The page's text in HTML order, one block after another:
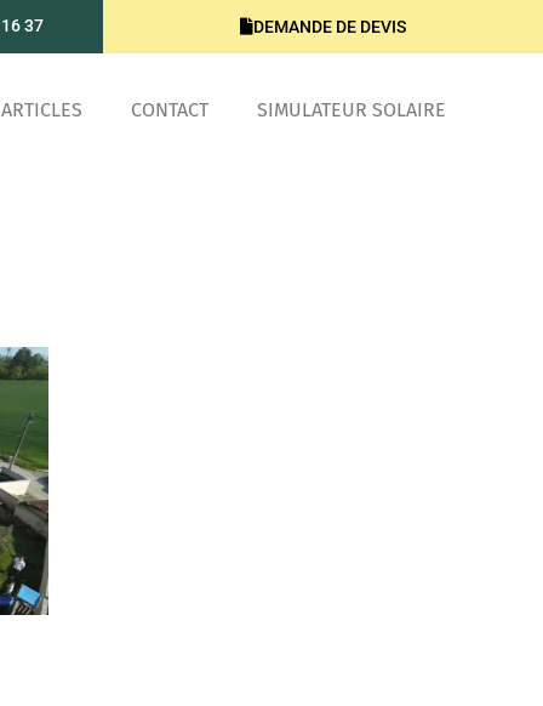
37 DEMANDE DE DEVIS
CONTACT SIMULATEUR SOLAIRE